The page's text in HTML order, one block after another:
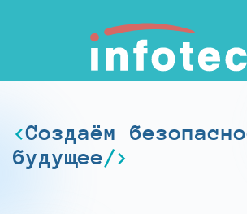
Создаём
будущее